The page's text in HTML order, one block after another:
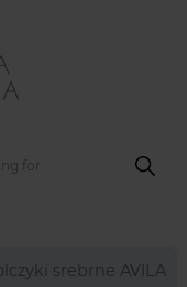
srebrne AVILA